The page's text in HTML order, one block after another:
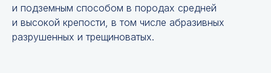
и подземным способом в породах средней
и высокой крепости, в том числе абразивных
разрушенных и трещиноватых.